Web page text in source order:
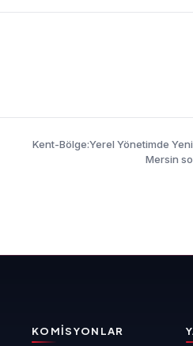
Kent-Bölge:Yerel Yönetimde
Mersin
KOMISYONLAR